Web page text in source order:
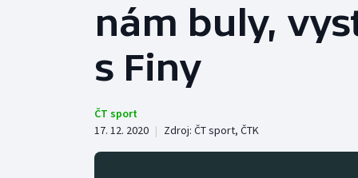
Tenis
Atletika
Basketbal
nám buly,
s Finy
ČT sport
17. 12. 2020 | Zdroj: ČT sport, ČTK